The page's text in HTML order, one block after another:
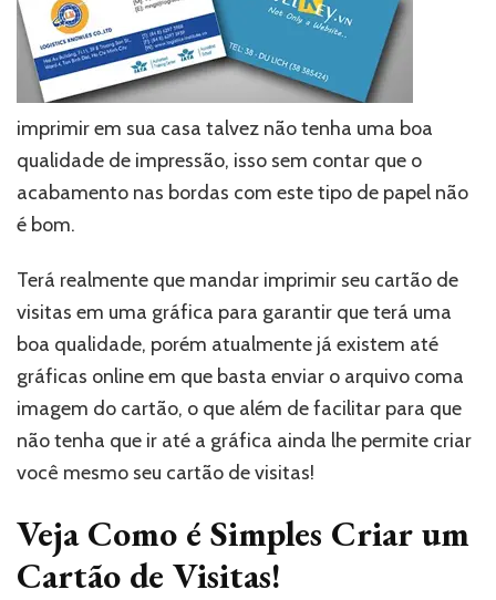
imprimir em sua casa talvez não tenha uma boa
qualidade de impressão, isso sem contar que o
acabamento nas bordas com este tipo de papel não
é bom.
Terá realmente que mandar imprimir seu cartão de
visitas em uma gráfica para garantir que terá uma
boa qualidade, porém atualmente já existem até
gráficas online em que basta enviar o arquivo coma
imagem do cartão, o que além de facilitar para que
não tenha que ir até a gráfica ainda lhe permite criar
você mesmo seu cartão de visitas!
Veja Como é Simples Criar um
Cartão de Visitas!